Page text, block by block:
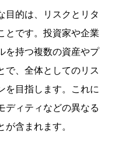
目的は、リスクとリタ
とです。投資家や企業
を持つ複数の資産やプ
で、全体としてのリス
を目指します。これに
ディティなどの異なる
含まれます。